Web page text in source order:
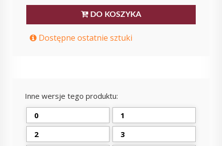
DO KOSZYKA
Dostępne ostatnie sztuki
Inne wersje tego produktu:
0
1
2
3